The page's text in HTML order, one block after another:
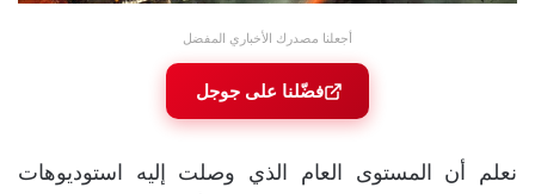
أجعلنا مصدرك الأخباري المفضل
فضّلنا على جوجل
نعلم أن المستوى العام الذي وصلت إليه استوديوهات